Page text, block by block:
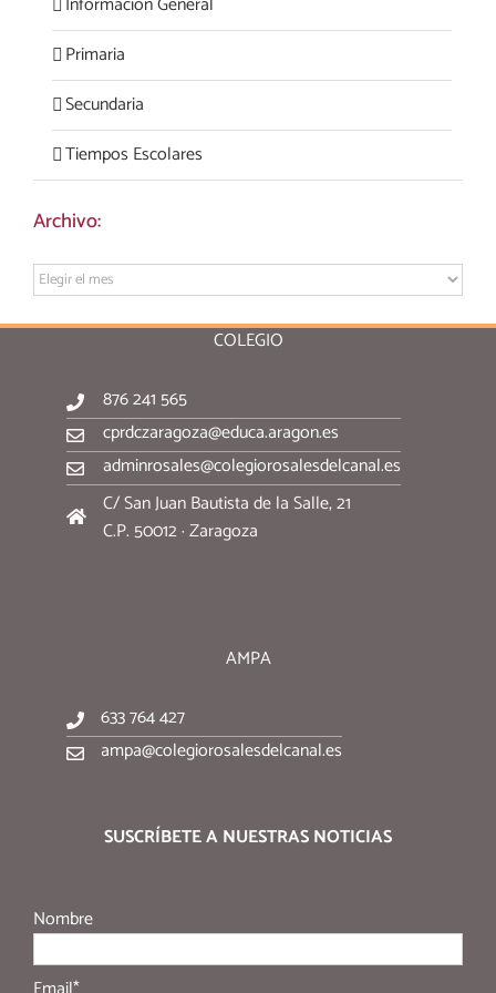
Primaria
Secundaria
Tiempos Escolares
Archivo:
Archivo:
COLEGIO
876 241 565
cprdczaragoza@educa.aragon.es
adminrosales@colegiorosalesdelcanal.es
C/ San Juan Bautista de la Salle, 21
C.P. 50012 · Zaragoza
AMPA
633 764 427
ampa@colegiorosalesdelcanal.es
SUSCRÍBETE A NUESTRAS NOTICIAS
Nombre